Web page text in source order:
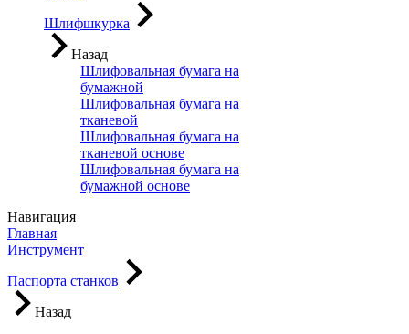
Шлифшкурка
Назад
Шлифовальная бумага на
бумажной
Шлифовальная бумага на
тканевой
Шлифовальная бумага на
тканевой основе
Шлифовальная бумага на
бумажной основе
Навигация
Главная
Инструмент
Паспорта станков
Назад